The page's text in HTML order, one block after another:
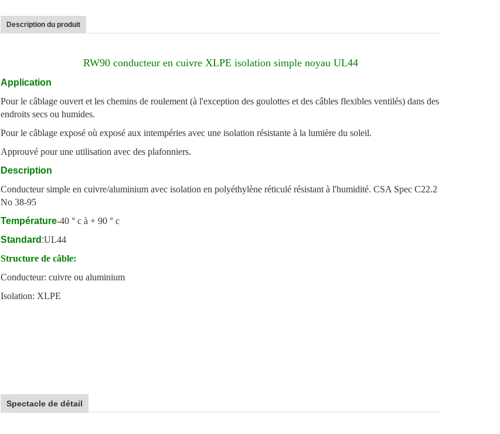
Description du produit
RW90 conducteur en cuivre XLPE isolation simple noyau UL44
Application
Pour le câblage ouvert et les chemins de roulement (à l'exception des goulottes et des câbles flexibles ventilés) dans des
endroits secs ou humides.
Pour le câblage exposé où exposé aux intempéries avec une isolation résistante à la lumière du soleil.
Approuvé pour une utilisation avec des plafonniers.
Description
Conducteur simple en cuivre/aluminium avec isolation en polyéthylène réticulé résistant à l'humidité. CSA Spec C22.2
No 38-95
Température-40 ° c à + 90 ° c
Standard :UL44
Structure de câble:
Conducteur: cuivre ou aluminium
Isolation: XLPE
Spectacle de détail